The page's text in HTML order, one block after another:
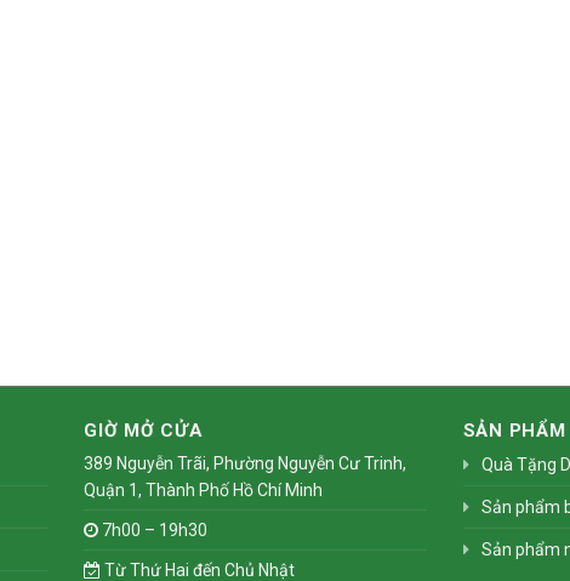
GIỜ MỞ CỬA
389 Nguyễn Trãi, Phường Nguyễn Cư Trinh,
Quận 1, Thành Phố Hồ Chí Minh
7h00 – 19h30
Từ Thứ Hai đến Chủ Nhật
SẢN PHẨM
Quà Tặng
Sản phẩm
Sản phẩm